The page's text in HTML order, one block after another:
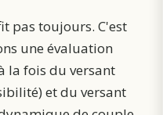
pas toujours. C'est
une évaluation
la fois du versant
et du versant